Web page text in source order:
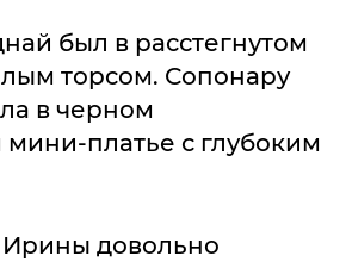
был в расстегнутом
торсом. Сопонару
в черном
платье с глубоким
довольно